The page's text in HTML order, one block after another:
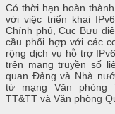
Có thời hạn hoàn
với việc triển khai
Chính phủ, Cục Bưu
cầu phối hợp với các
rộng dịch vụ hỗ trợ
trên mạng truyền số
quan Đảng và Nhà
từ mạng Văn phòng
TT&TT và Văn phòng